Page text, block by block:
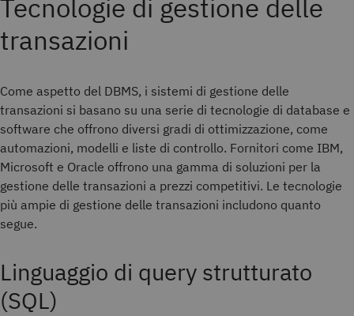
Tecnologie di gestione delle
transazioni
Come aspetto del DBMS, i sistemi di gestione delle
transazioni si basano su una serie di tecnologie di database e
software che offrono diversi gradi di ottimizzazione, come
automazioni, modelli e liste di controllo. Fornitori come IBM,
Microsoft e Oracle offrono una gamma di soluzioni per la
gestione delle transazioni a prezzi competitivi. Le tecnologie
più ampie di gestione delle transazioni includono quanto
segue.
Linguaggio di query strutturato
(SQL)